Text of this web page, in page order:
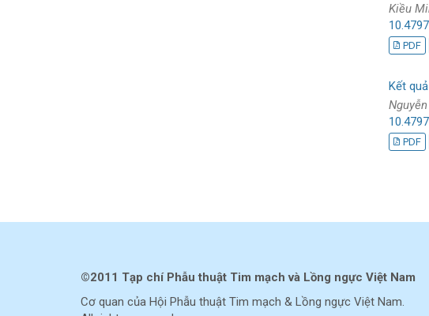
Kiều
PDF
Kết
PDF
©2011 Tạp chí Phẫu thuật Tim mạch và Lồng ngực Việt Nam
Cơ quan của Hội Phẫu thuật Tim mạch & Lồng ngực Việt Nam.